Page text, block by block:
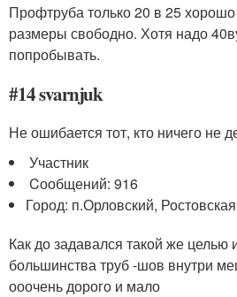
Профтруба только 20 в 25
размеры свободно. Хотя надо
попробывать.
#14 svarnjuk
Не ошибается тот, кто ничего не
Участник
Cообщений: 916
Город: п.Орловский,
Как до задавался такой же целью
большинства труб -шов внутри
ооочень дорого и мало